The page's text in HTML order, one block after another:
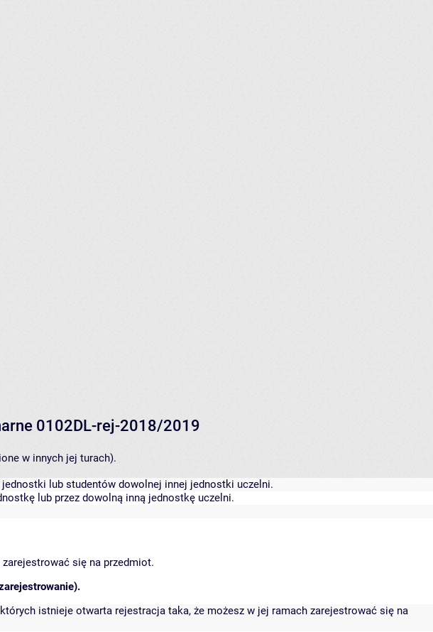
0102DL-rej-2018/2019
w innych jej turach).
lub studentów dowolnej innej jednostki uczelni.
lub przez dowolną inną jednostkę uczelni.
się na przedmiot.
istnieje otwarta rejestracja taka, że możesz w jej ramach zarejestrować się na